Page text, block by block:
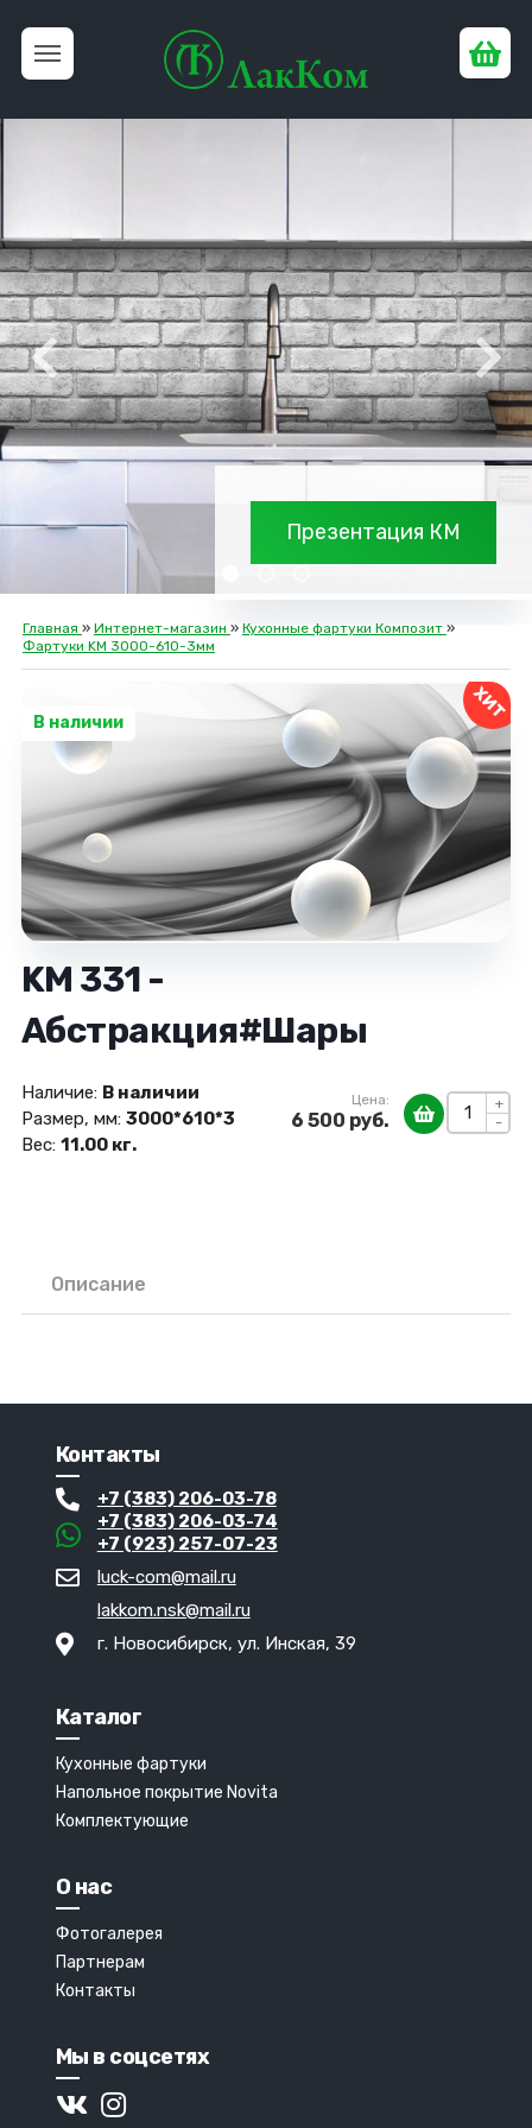
Презентация КМ
Главная » Интернет-магазин » Кухонные фартуки Композит »
Фартуки KM 3000-610-3мм
В наличии ХИТ
KM 331 -
Абстракция#Шары
+
-
Цена:
6 500 руб.
Наличие: В наличии
Размер, мм: 3000*610*3
Вес: 11.00 кг.
Описание
Контакты
+7 (383) 206-03-78
+7 (383) 206-03-74
+7 (923) 257-07-23
luck-com@mail.ru
lakkom.nsk@mail.ru
г. Новосибирск, ул. Инская, 39
Каталог
Кухонные фартуки
Напольное покрытие Novita
Комплектующие
О нас
Фотогалерея
Партнерам
Контакты
Мы в соцсетях